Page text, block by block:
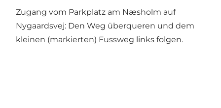
Zugang vom Parkplatz am Næsholm auf
Nygaardsvej: Den Weg überqueren und dem
kleinen (markierten) Fussweg links folgen.